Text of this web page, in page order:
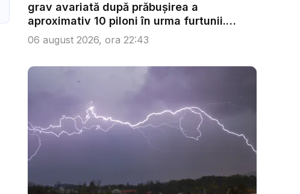
grav avariată după prăbușirea a
aproximativ 10 piloni în urma furtunii.
Ech...
06 august 2026, ora 22:43